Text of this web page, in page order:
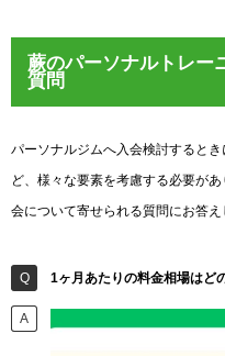
蕨のパーソナルトレー
質問
パーソナルジムへ入会検討すると
ど、様々な要素を考慮する必要が
会について寄せられる質問にお答え
1ヶ月あたりの料金相場はど